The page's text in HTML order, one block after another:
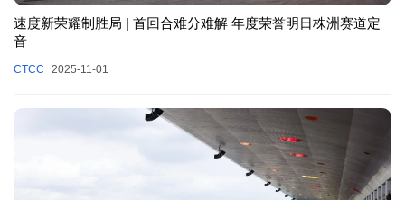
速度新荣耀制胜局 | 首回合难分难解 年度荣誉明日株洲赛道定
音
CTCC 2025-11-01